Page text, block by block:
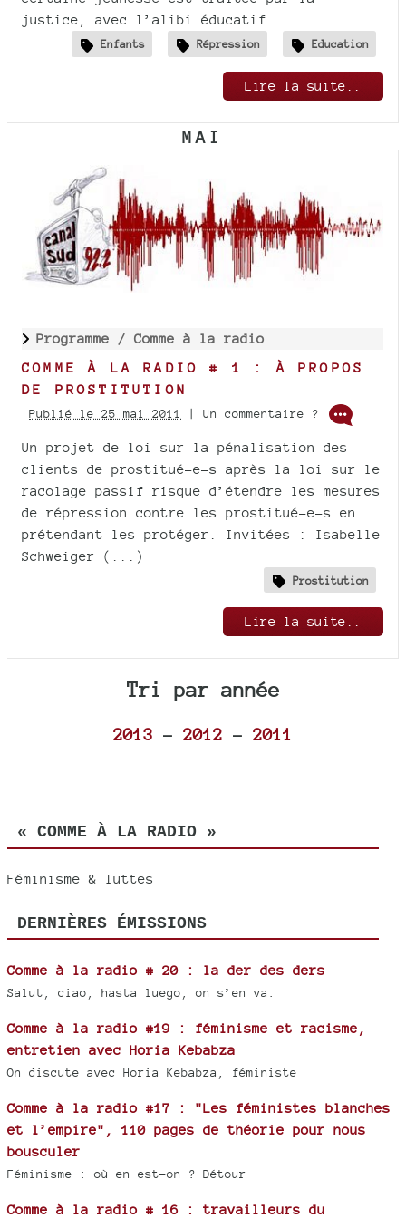
justice, avec l’alibi éducatif.
Enfants Répression Education
Lire la suite..
MAI
Programme / Comme à la radio
COMME À LA RADIO # 1 : À PROPOS
DE PROSTITUTION
Publié le 25 mai 2011 | Un commentaire ?
Un projet de loi sur la pénalisation des
clients de prostitué-e-s après la loi sur le
racolage passif risque d’étendre les mesures
de répression contre les prostitué-e-s en
prétendant les protéger. Invitées : Isabelle
Schweiger (...)
Prostitution
Lire la suite..
Tri par année
2013 - 2012 - 2011
« COMME À LA RADIO »
Féminisme & luttes
DERNIÈRES ÉMISSIONS
Comme à la radio # 20 : la der des ders
Salut, ciao, hasta luego, on s’en va.
Comme à la radio #19 : féminisme et racisme,
entretien avec Horia Kebabza
On discute avec Horia Kebabza, féministe
Comme à la radio #17 : "Les féministes blanches
et l’empire", 110 pages de théorie pour nous
bousculer
Féminisme : où en est-on ? Détour
Comme à la radio # 16 : travailleurs du